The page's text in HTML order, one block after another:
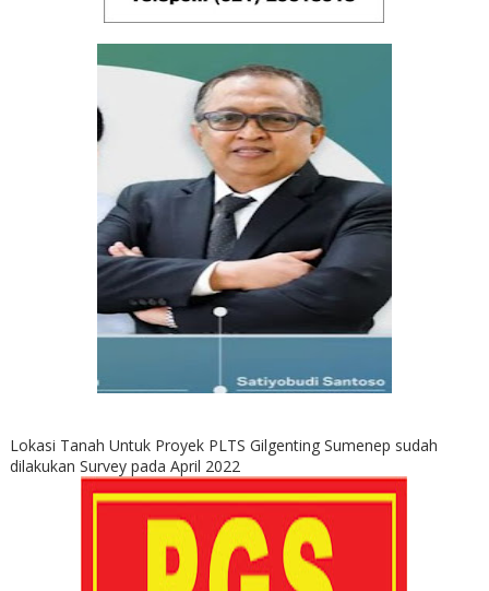
Lokasi Tanah Untuk Proyek PLTS Gilgenting Sumenep sudah
dilakukan Survey pada April 2022